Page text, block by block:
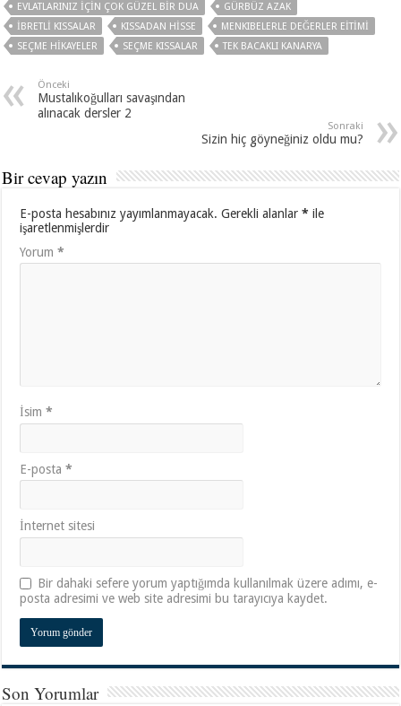
EVLATLARINIZ IÇIN ÇOK GÜZEL BIR DUA
GÜRBÜZ AZAK
IBRETLI KISSALAR
KISSADAN HISSE
MENKIBELERLE DEĞERLER EITIMI
SEÇME HIKAYELER
SEÇME KISSALAR TEK BACAKLI KANARYA
Önceki
Mustalıkoğulları savaşından
alınacak dersler 2
Sonraki
Sizin hiç göyneğiniz oldu mu?
Bir cevap yazın
E-posta hesabınız yayımlanmayacak. Gerekli alanlar* ile
işaretlenmişlerdir
Yorum*
İsim*
E-posta*
İnternet sitesi
Bir dahaki sefere yorum yaptığımda kullanılmak üzere adımı, e-
posta adresimi ve web site adresimi bu tarayıcıya kaydet.
Son Yorumlar